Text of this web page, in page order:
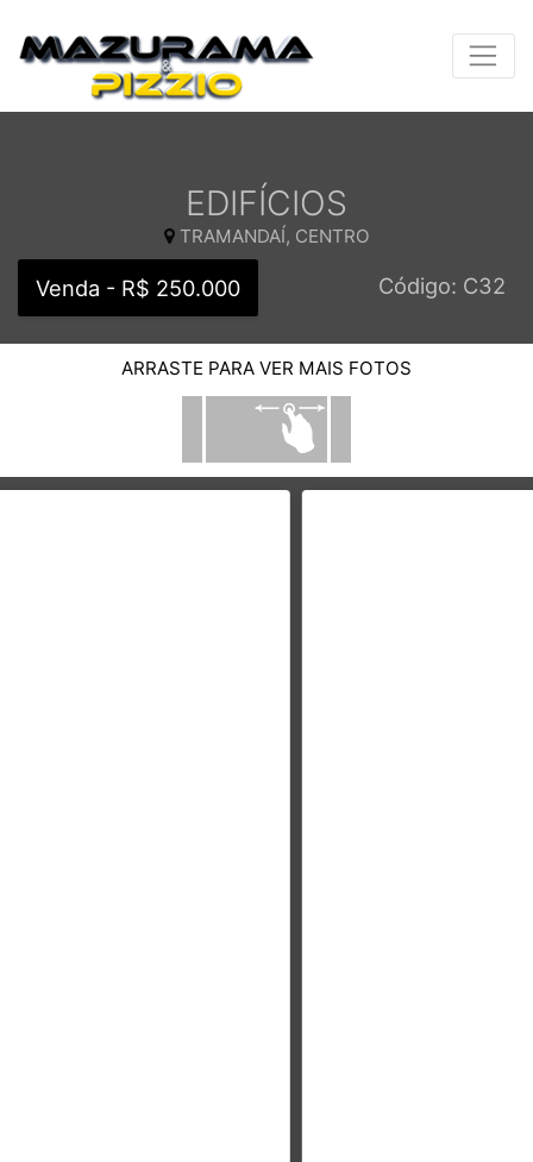
EDIFÍCIOS
TRAMANDAÍ, CENTRO
Código: C32
Venda - R$ 250.000